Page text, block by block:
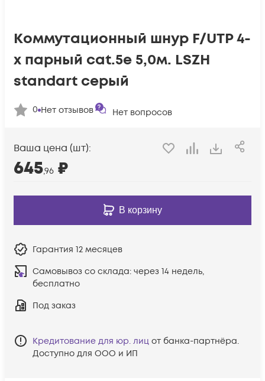
Коммутационный шнур F/UTP 4-
х парный cat.5e 5,0м. LSZH
standart серый
0 Нет отзывов Нет вопросов
Ваша цена (шт):
645,96 ₽
В корзину
Гарантия 12 месяцев
Самовывоз со склада: через 14 недель,
бесплатно
Под заказ
Кредитование для юр. лиц от банка-партнёра.
Доступно для ООО и ИП